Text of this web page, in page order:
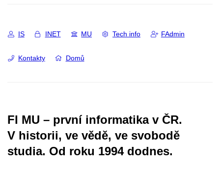
IS INET MU Tech info FAdmin
Kontakty Domů
FI MU – první informatika v ČR.
V historii, ve vědě, ve svobodě
studia. Od roku 1994 dodnes.